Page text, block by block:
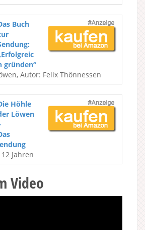
Buch
gründen“
Autor: Felix Thönnessen
Höhle
Löwen
Jahren
Video